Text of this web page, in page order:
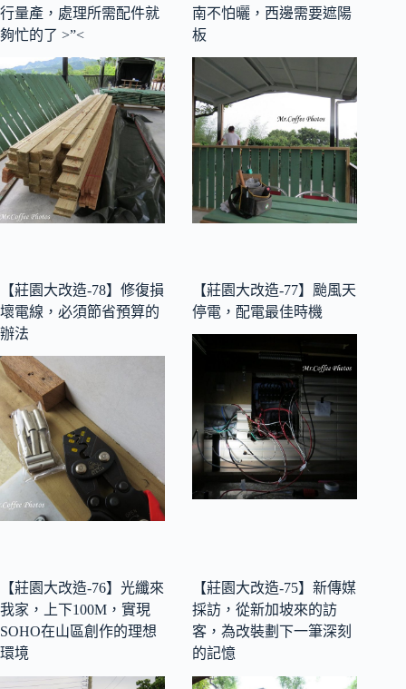
行量產，處理所需配件就
夠忙的了 >”<
南不怕曬，西邊需要遮陽
板
【莊園大改造-78】修復損
壞電線，必須節省預算的
辦法
【莊園大改造-77】颱風天
停電，配電最佳時機
【莊園大改造-76】光纖來
我家，上下100M，實現
SOHO在山區創作的理想
環境
【莊園大改造-75】新傳媒
採訪，從新加坡來的訪
客，為改裝劃下一筆深刻
的記憶